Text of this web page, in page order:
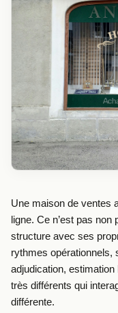
Une maison de ventes
ligne. Ce n’est pas non
structure avec ses
rythmes
adjudication,
très différents qui
différente.